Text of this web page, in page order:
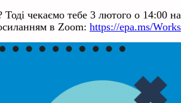
Тоді чекаємо тебе 3 лютого о 14:00
в Zoom: https://epa.ms/